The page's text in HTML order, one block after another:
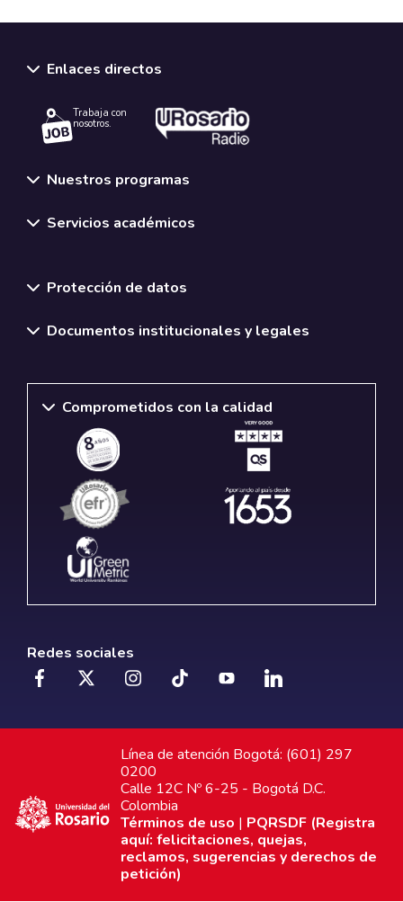
Enlaces directos
Trabaja con
nosotros.
Nuestros programas
Servicios académicos
Protección de datos
Documentos institucionales y legales
Comprometidos con la calidad
Redes sociales
Línea de atención Bogotá: (601) 297
0200
Calle 12C Nº 6-25 - Bogotá D.C.
Colombia
Términos de uso | PQRSDF (Registra
aquí: felicitaciones, quejas,
reclamos, sugerencias y derechos de
petición)